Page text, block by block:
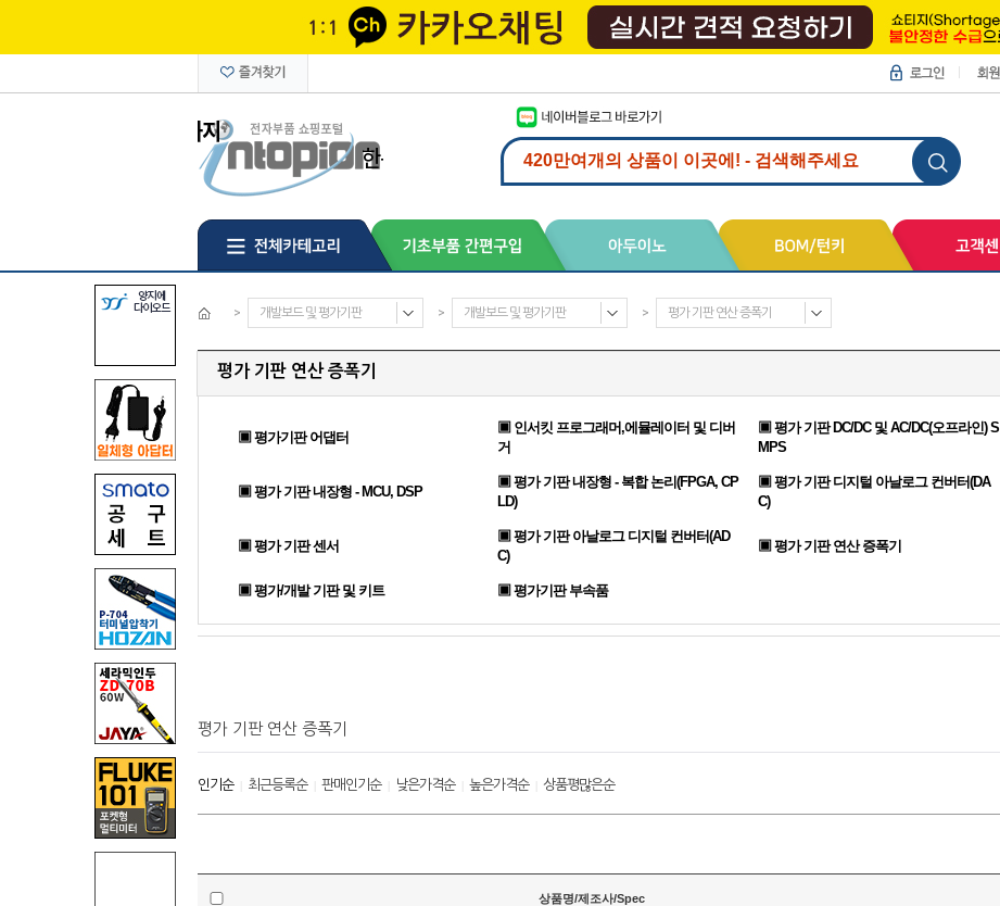
> 개발보드 및 평가기판 > 개발보드 및 평가기판 > 평가 기판 연산 증폭기
평가 기판 연산 증폭기
▣ 평가기판 어댑터
▣ 인서킷 프로그래머,에뮬레이터 및 디버
거
▣ 평가 기판 DC/DC 및 AC/DC(오프라인) S
MPS
▣ 평가 기판 내장형 - MCU, DSP
▣ 평가 기판 내장형 - 복합 논리(FPGA, CP
LD)
▣ 평가 기판 디지털 아날로그 컨버터(DA
C)
▣ 평가 기판 센서
▣ 평가 기판 아날로그 디지털 컨버터(AD
C)
▣ 평가 기판 연산 증폭기
▣ 평가/개발 기판 및 키트 ▣ 평가기판 부속품
평가 기판 연산 증폭기
인기순| 최근등록순| 판매인기순| 낮은가격순| 높은가격순| 상품평많은순
상품명/제조사/Spec